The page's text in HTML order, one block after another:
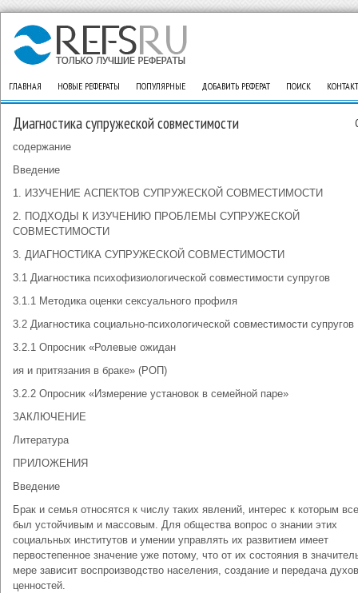
ГЛАВНАЯ НОВЫЕ РЕФЕРАТЫ ПОПУЛЯРНЫЕ ДОБАВИТЬ РЕФЕРАТ ПОИСК
Диагностика супружеской совместимости
содержание
Введение
1. ИЗУЧЕНИЕ АСПЕКТОВ СУПРУЖЕСКОЙ СОВМЕСТИМОСТИ
2. ПОДХОДЫ К ИЗУЧЕНИЮ ПРОБЛЕМЫ СУПРУЖЕСКОЙ
СОВМЕСТИМОСТИ
3. ДИАГНОСТИКА СУПРУЖЕСКОЙ СОВМЕСТИМОСТИ
3.1 Диагностика психофизиологической совместимости супругов
3.1.1 Методика оценки сексуального профиля
3.2 Диагностика социально-психологической совместимости супругов
3.2.1 Опросник «Ролевые ожидан
ия и притязания в браке» (РОП)
3.2.2 Опросник «Измерение установок в семейной паре»
ЗАКЛЮЧЕНИЕ
Литература
ПРИЛОЖЕНИЯ
Введение
Брак и семья относятся к числу таких явлений, интерес к которым
был устойчивым и массовым. Для общества вопрос о знании этих
социальных институтов и умении управлять их развитием имеет
первостепенное значение уже потому, что от их состояния в
мере зависит воспроизводство населения, создание и передача
ценностей.